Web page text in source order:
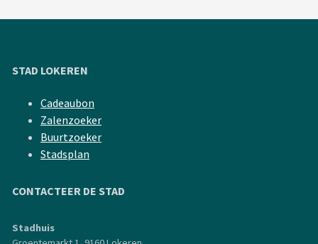
STAD LOKEREN
Cadeaubon
Zalenzoeker
Buurtzoeker
Stadsplan
CONTACTEER DE STAD
Stadhuis